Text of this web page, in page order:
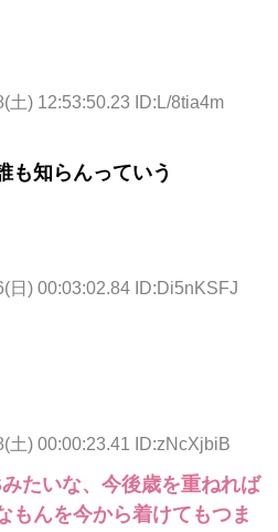
土) 12:53:50.23 ID:L/8tia4m
も知らんっていう
日) 00:03:02.84 ID:Di5nKSFJ
土) 00:00:23.41 ID:zNcXjbiB
たいな、今後歳を重ねれば
もんを今から着けてもつま